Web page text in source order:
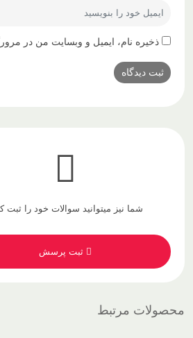
ذخیره نام، ایمیل و وبسایت من در
شما نیز میتوانید سوالات خود را ثبت
ثبت پرسش
محصولات مرتبط